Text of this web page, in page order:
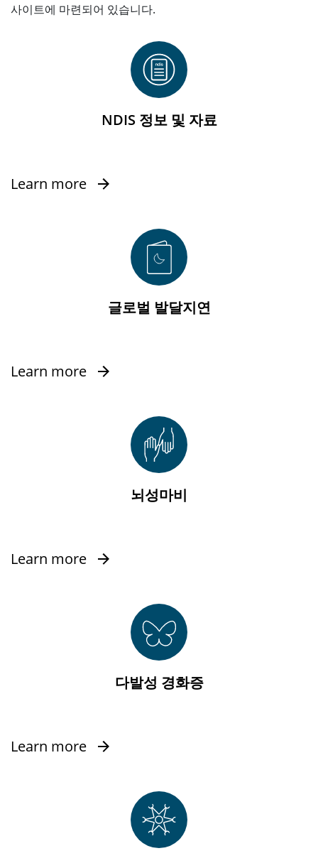
사이트에 마련되어 있습니다.
NDIS 정보 및 자료
Learn more
글로벌 발달지연
Learn more
뇌성마비
Learn more
다발성 경화증
Learn more